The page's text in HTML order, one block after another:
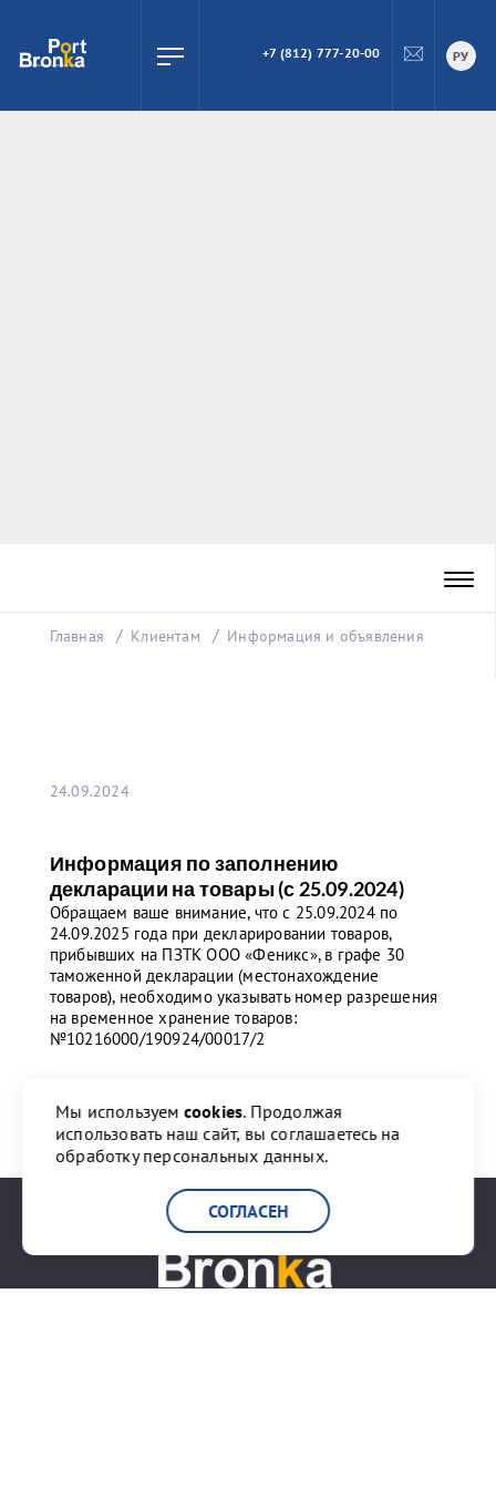
ПОИСК
+7 (812) 777-20-00 РУ
Главная Клиентам Информация и объявления
24.09.2024
Информация по заполнению
декларации на товары (с 25.09.2024)
Обращаем ваше внимание, что с 25.09.2024 по
24.09.2025 года при декларировании товаров,
прибывших на ПЗТК ООО «Феникс», в графе 30
таможенной декларации (местонахождение
товаров), необходимо указывать номер разрешения
на временное хранение товаров:
№10216000/190924/00017/2
Поделиться:
Мы используем cookies. Продолжая
использовать наш сайт, вы соглашаетесь на
обработку персональных данных.
СОГЛАСЕН